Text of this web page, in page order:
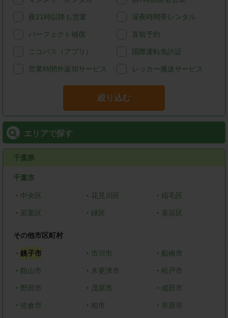
夜21時以降も営業 深夜時間帯レンタル
パーフェクト補償 直前予約
ニコパス（アプリ） 国際運転免許証
営業時間外返却サービス レッカー搬送サービス
絞り込む
エリアで探す
千葉県
千葉市
・ 中央区 ・ 花見川区 ・稲毛区
・ 若葉区 ・ 緑区 ・ 美浜区
その他市区町村
・ 銚子市 ・ 市川市 ・ 船橋市
・ 館山市 ・ 木更津市 ・松戸市
・ 野田市 ・ 茂原市 ・ 成田市
・ 佐倉市 ・ 柏市 ・ 市原市